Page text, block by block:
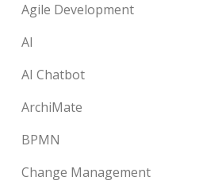
Agile Development
AI
AI Chatbot
ArchiMate
BPMN
Change Management